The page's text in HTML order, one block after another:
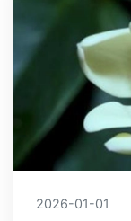
2026-01-01